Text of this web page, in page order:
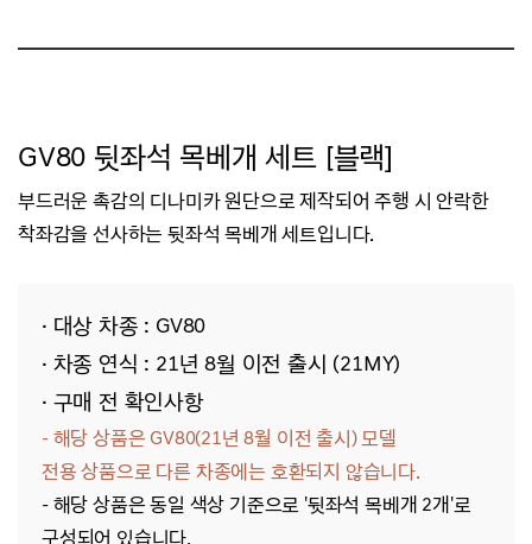
GV80 뒷좌석 목베개 세트 [블랙]
부드러운 촉감의 디나미카 원단으로 제작되어주행 시안락한
착좌감을 선사하는 뒷좌석 목베개 세트입니다.
· 대상 차종 : GV80
· 차종 연식 : 21년 8월 이전 출시 (21MY)
· 구매 전 확인사항
- 해당 상품은 GV80(21년 8월 이전 출시)모델
전용 상품으로 다른 차종에는 호환되지 않습니다.
- 해당 상품은 동일 색상 기준으로 '뒷좌석 목베개 2개'로
구성되어 있습니다.